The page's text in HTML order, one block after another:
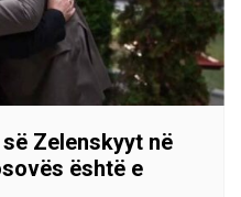
Zelenskyyt në
është e